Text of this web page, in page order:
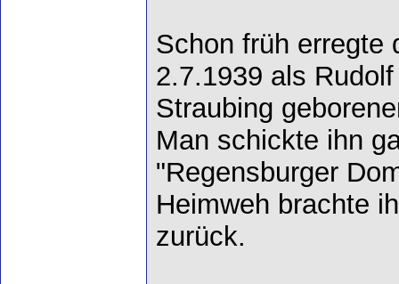
Schon früh erregte
2.7.1939 als
Straubing
Man schickte ihn
"Regensburger
Heimweh brachte
zurück.